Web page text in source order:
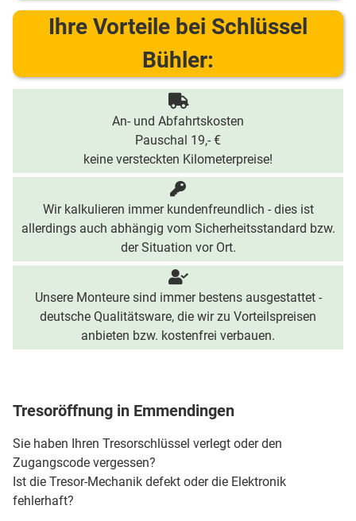
Ihre Vorteile bei Schlüssel
Bühler:
An- und Abfahrtskosten
Pauschal 19,- €
keine versteckten Kilometerpreise!
Wir kalkulieren immer kundenfreundlich - dies ist
allerdings auch abhängig vom Sicherheitsstandard bzw.
der Situation vor Ort.
Unsere Monteure sind immer bestens ausgestattet -
deutsche Qualitätsware, die wir zu Vorteilspreisen
anbieten bzw. kostenfrei verbauen.
Tresoröffnung in Emmendingen
Sie haben Ihren Tresorschlüssel verlegt oder den
Zugangscode vergessen?
Ist die Tresor-Mechanik defekt oder die Elektronik
fehlerhaft?